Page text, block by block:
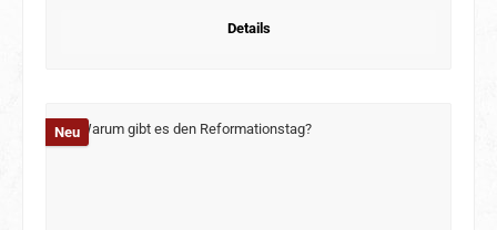
Details
Neu